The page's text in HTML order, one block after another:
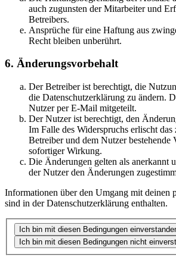
auch zugunsten der Mitarbeiter und
Betreibers.
Ansprüche für eine Haftung aus
Recht bleiben unberührt.
6. Änderungsvorbehalt
Der Betreiber ist berechtigt, die
die Datenschutzerklärung zu ändern.
Nutzer per E-Mail mitgeteilt.
Der Nutzer ist berechtigt, den
Im Falle des Widerspruchs erlischt das
Betreiber und dem Nutzer bestehende
sofortiger Wirkung.
Die Änderungen gelten als anerkannt
der Nutzer den Änderungen
Informationen über den Umgang mit deinen
sind in der Datenschutzerklärung enthalten.